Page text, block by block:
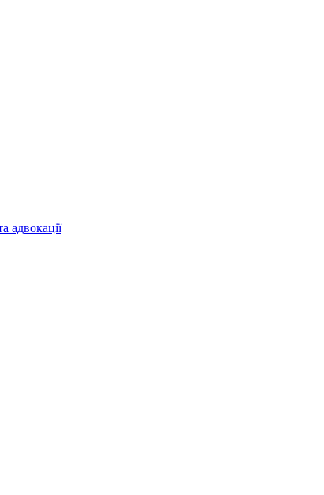
адвокації